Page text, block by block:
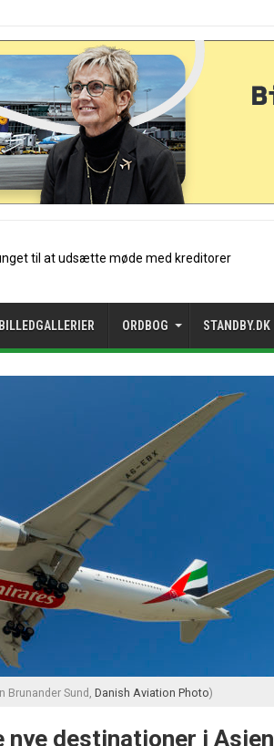
satte reko
BILLEDGALLERIER ORDBOG STANDBY.DK
Brunander Sund, Danish Aviation Photo)
nye destinationer i Asien